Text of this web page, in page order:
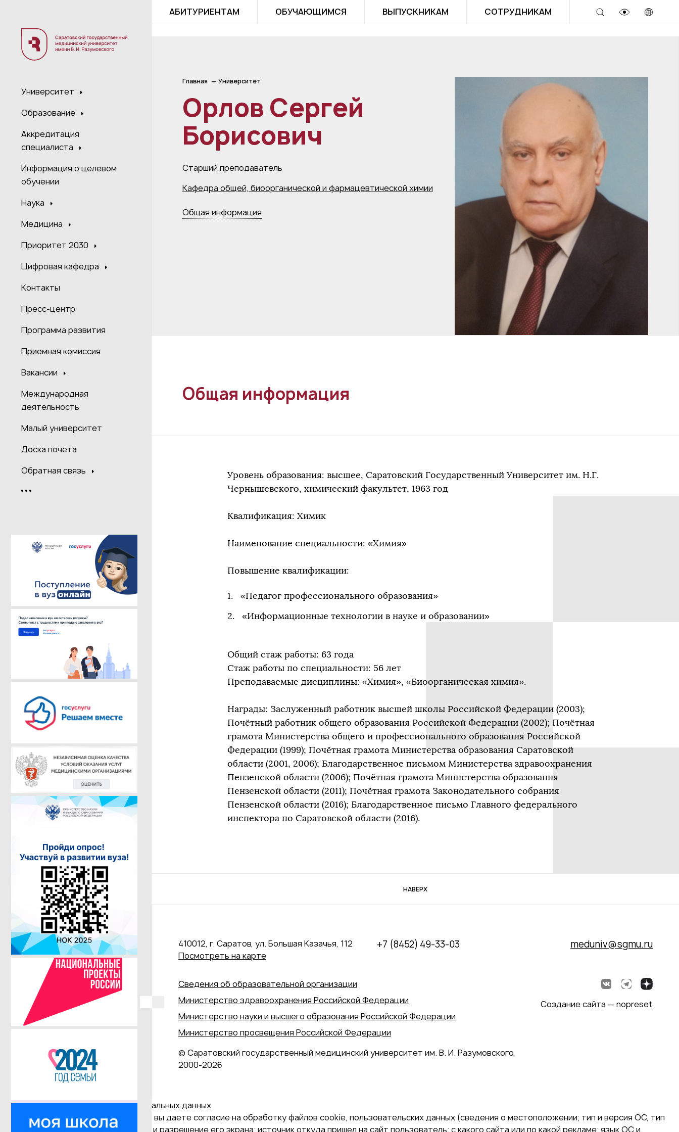
Университет
Образование
Аккредитация
специалиста
Информация о целевом
обучении
Наука
Медицина
Приоритет 2030
Цифровая кафедра
Контакты
Пресс-центр
Программа развития
Приемная комиссия
Вакансии
Международная
деятельность
Малый университет
Доска почета
Обратная связь
АБИТУРИЕНТАМ ОБУЧАЮЩИМСЯ ВЫПУСКНИКАМ СОТРУДНИКАМ
Главная Университет
Орлов Сергей
Борисович
Старший преподаватель
Кафедра общей, биоорганической и фармацевтической химии
Общая информация
Общая информация
Уровень образования: высшее, Саратовский Государственный Университет им. Н.Г.
Чернышевского, химический факультет, 1963 год
Квалификация: Химик
Наименование специальности: «Химия»
Повышение квалификации:
«Педагог профессионального образования»
«Информационные технологии в науке и образовании»
Общий стаж работы: 63 года
Стаж работы по специальности: 56 лет
Преподаваемые дисциплины: «Химия», «Биоорганическая химия».
Награды: Заслуженный работник высшей школы Российской Федерации (2003);
Почётный работник общего образования Российской Федерации (2002); Почётная
грамота Министерства общего и профессионального образования Российской
Федерации (1999); Почётная грамота Министерства образования Саратовской
области (2001, 2006); Благодарственное письмом Министерства здравоохранения
Пензенской области (2006); Почётная грамота Министерства образования
Пензенской области (2011); Почётная грамота Законодательного собрания
Пензенской области (2016); Благодарственное письмо Главного федерального
инспектора по Саратовской области (2016).
НАВЕРХ
410012, г. Саратов, ул. Большая Казачья, 112
Посмотреть на карте
+7 (8452) 49-33-03 meduniv@sgmu.ru
Сведения об образовательной организации
Министерство здравоохранения Российской Федерации
Министерство науки и высшего образования Российской Федерации
Министерство просвещения Российской Федерации
© Саратовский государственный медицинский университет им. В. И. Разумовского,
2000‑2026
Создание сайта — nopreset
Даю согласие на обработку персональных данных
Продолжая использовать наш сайт, вы даете согласие на обработку файлов cookie, пользовательских данных (сведения о местоположении; тип и версия ОС, тип
и версия Браузера; тип устройства и разрешение его экрана; источник откуда пришел на сайт пользователь; с какого сайта или по какой рекламе; язык ОС и